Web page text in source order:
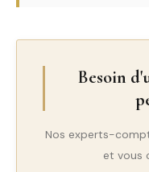
Besoin
Nos experts-
et vous